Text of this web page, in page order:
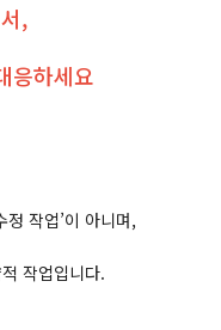
,
응하세요
정 작업’이 아니며,
작업입니다.